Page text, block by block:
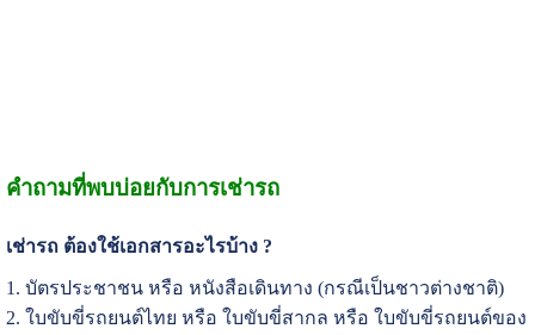
คำถามที่พบบ่อยกับการเช่ารถ
เช่ารถ ต้องใช้เอกสารอะไรบ้าง ?
1. บัตรประชาชน หรือ หนังสือเดินทาง (กรณีเป็นชาวต่างชาติ)
2. ใบขับขี่รถยนต์ไทย หรือ ใบขับขี่สากล หรือ ใบขับขี่รถยนต์ของ